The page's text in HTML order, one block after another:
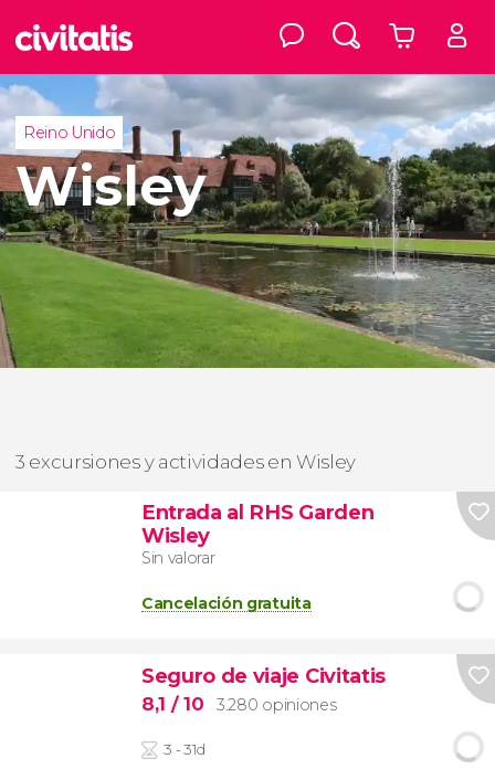
Reino Unido
Wisley
3 excursiones y actividades en Wisley
Entrada al RHS Garden
Wisley
Sin valorar
Cancelación gratuita
Seguro de viaje Civitatis
8,1 / 10 3.280 opiniones
3 - 31d